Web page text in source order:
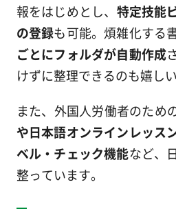
報をはじめとし、 特定技能
の登録も可能。煩雑化する
ごとにフォルダが自動作成
けずに整理できるのも嬉し
また、外国人労働者のため
や日本語オンラインレッス
ベル・チェック機能など、
整っています。